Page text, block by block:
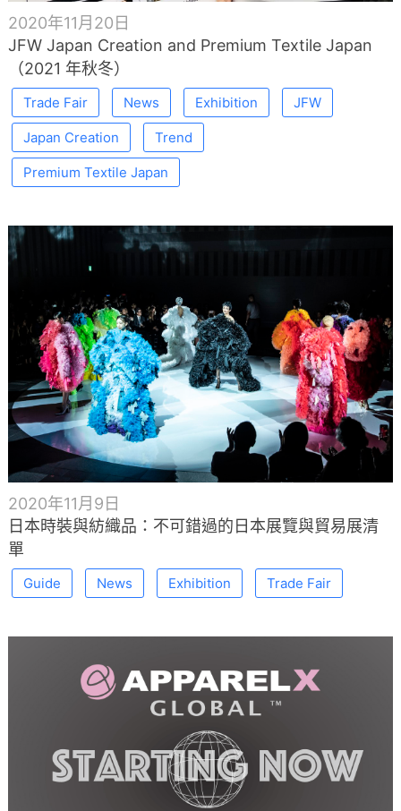
2020年11月20日
JFW Japan Creation and Premium Textile Japan
（2021 年秋冬）
Trade Fair News Exhibition JFW
Japan Creation Trend
Premium Textile Japan
2020年11月9日
日本時裝與紡織品：不可錯過的日本展覽與貿易展清
單
Guide News Exhibition Trade Fair